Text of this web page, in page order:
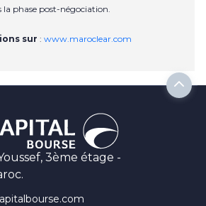
phase post-négociation.
sur : www.maroclear.com
3ème étage -